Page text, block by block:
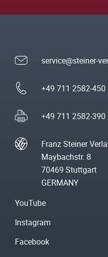
service@steiner-
+49 711 2582-450
+49 711 2582-390
Franz Steiner
Maybachstr. 8
70469 Stuttgart
GERMANY
YouTube
Instagram
Facebook